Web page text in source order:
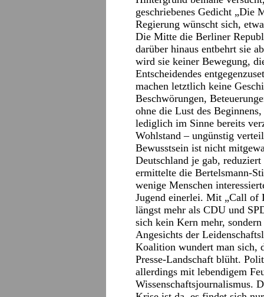
geschriebenes Gedicht „Die
Regierung wünscht sich,
Die Mitte die Berliner
darüber hinaus entbehrt sie
wird sie keiner Bewegung,
Entscheidendes
machen letztlich keine
Beschwörungen,
ohne die Lust des
lediglich im Sinne bereits
Wohlstand – ungünstig
Bewusstsein ist nicht
Deutschland je gab,
ermittelte die Bertelsmann-
wenige Menschen
Jugend einerlei. Mit „Call of
längst mehr als CDU und
sich kein Kern mehr,
Angesichts der
Koalition wundert man sich,
Presse-Landschaft blüht.
allerdings mit lebendigem
Wissenschaftsjournalismus.